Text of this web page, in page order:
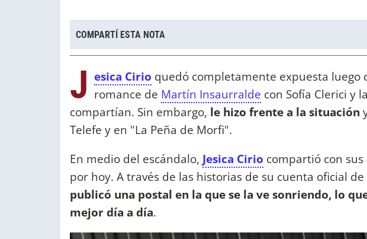
COMPARTÍ ESTA NOTA
J esica Cirio quedó completamente expuesta luego
romance de Martín Insaurralde con Sofía Clerici y
compartían. Sin embargo, le hizo frente a la situación
Telefe y en "La Peña de Morfi".
En medio del escándalo, Jesica Cirio compartió con
por hoy. A través de las historias de su cuenta oficial
publicó una postal en la que se la ve sonriendo, lo
mejor día a día.